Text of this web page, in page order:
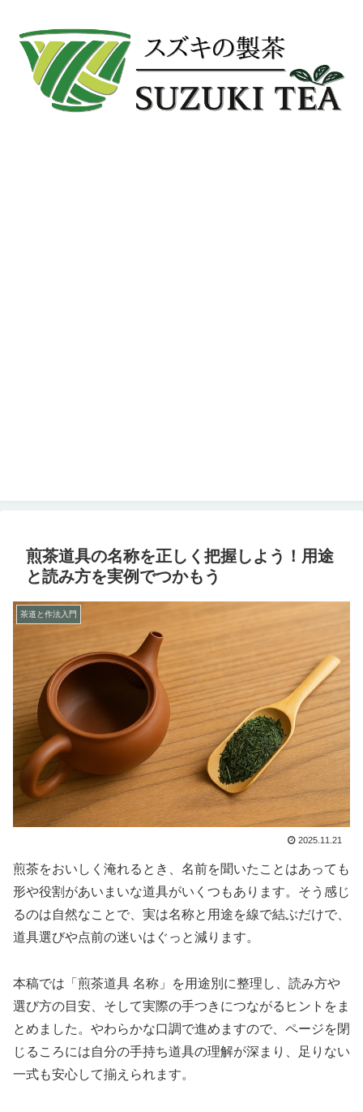
煎茶道具の名称を正しく把握しよう！用途
と読み方を実例でつかもう
茶道と作法入門
2025.11.21
煎茶をおいしく淹れるとき、名前を聞いたことはあっても
形や役割があいまいな道具がいくつもあります。そう感じ
るのは自然なことで、実は名称と用途を線で結ぶだけで、
道具選びや点前の迷いはぐっと減ります。
本稿では「煎茶道具 名称」を用途別に整理し、読み方や
選び方の目安、そして実際の手つきにつながるヒントをま
とめました。やわらかな口調で進めますので、ページを閉
じるころには自分の手持ち道具の理解が深まり、足りない
一式も安心して揃えられます。